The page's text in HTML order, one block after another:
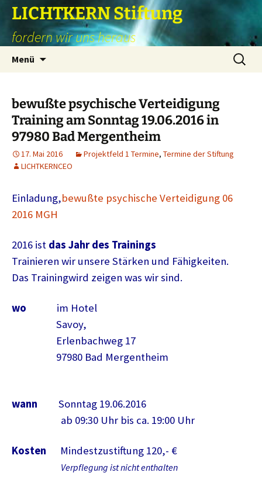
Zum
Inhalt
springen
LICHTKERN Stiftung
fordern wir uns heraus
Menü
Suchen
nach:
bewußte psychische Verteidigung
Training am Sonntag 19.06.2016 in
97980 Bad Mergentheim
17. Mai 2016 Projektfeld 1 Termine, Termine der Stiftung
LICHTKERNCEO
Einladung,bewußte psychische Verteidigung 06
2016 MGH
2016 ist das Jahr des Trainings
Trainieren wir unsere Stärken und Fähigkeiten.
Das Trainingwird zeigen was wir sind.
wo im Hotel
Savoy,
Erlenbachweg 17
97980 Bad Mergentheim
wann Sonntag 19.06.2016
ab 09:30 Uhr bis ca. 19:00 Uhr
Kosten Mindestzustiftung 120,- €
Verpflegung ist nicht enthalten